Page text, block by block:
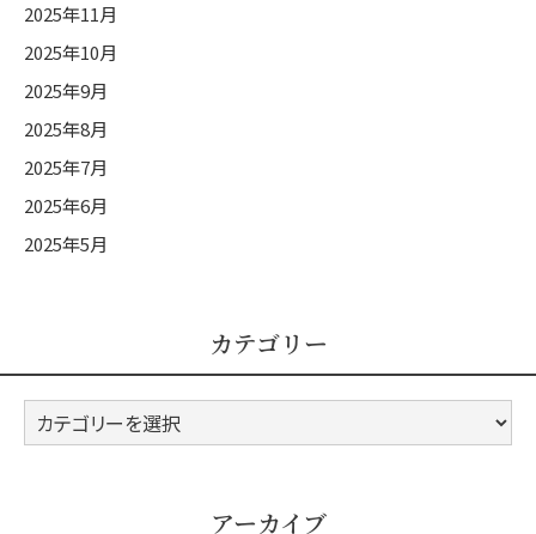
2025年11月
2025年10月
2025年9月
2025年8月
2025年7月
2025年6月
2025年5月
カテゴリー
カ
テ
アーカイブ